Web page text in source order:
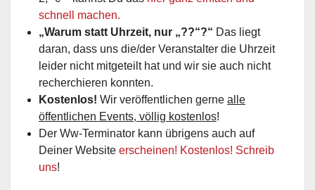
schnell machen.
„Warum statt Uhrzeit, nur „??“?“ Das liegt
daran, dass uns die/der Veranstalter die Uhrzeit
leider nicht mitgeteilt hat und wir sie auch nicht
recherchieren konnten.
Kostenlos! Wir veröffentlichen gerne alle
öffentlichen Events, völlig kostenlos!
Der Ww-Terminator kann übrigens auch auf
Deiner Website erscheinen! Kostenlos! Schreib
uns!